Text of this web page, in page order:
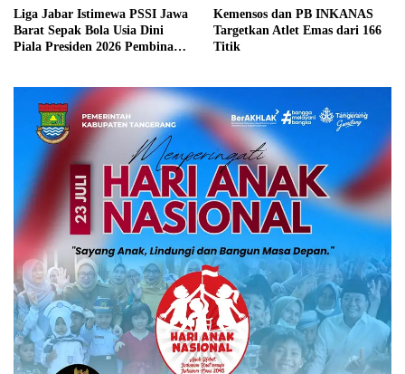
Liga Jabar Istimewa PSSI Jawa
Barat Sepak Bola Usia Dini
Piala Presiden 2026 Pembinaan
Kemensos dan PB INKANAS
Targetkan Atlet Emas dari 166
Titik